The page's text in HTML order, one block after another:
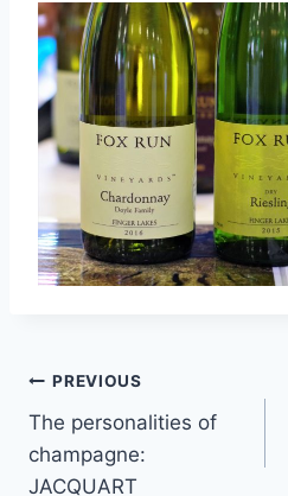
Post
navigation
PREVIOUS
The personalities of
champagne:
JACQUART